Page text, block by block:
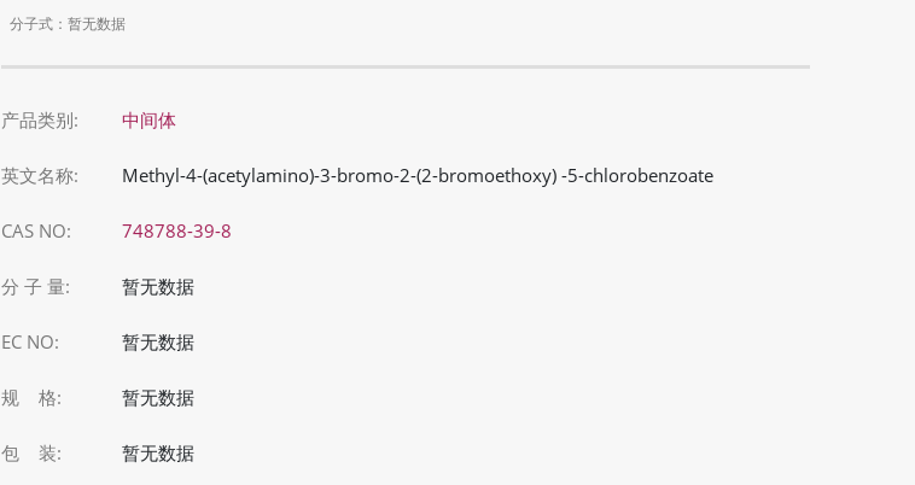
分子式：暂无数据
产品类别: 中间体
英文名称: Methyl-4-(acetylamino)-3-bromo-2-(2-bromoethoxy) -5-chlorobenzoate
CAS NO: 748788-39-8
分 子 量: 暂无数据
EC NO: 暂无数据
规 格: 暂无数据
包 装: 暂无数据